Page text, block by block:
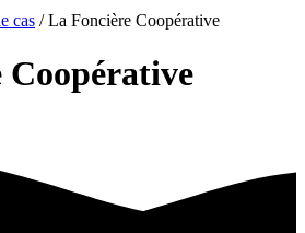
cas /La Foncière Coopérative
Coopérative